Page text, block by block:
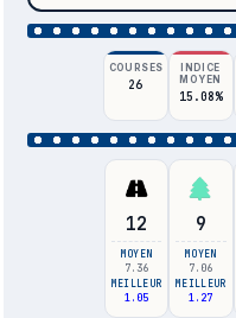
COURSES
26
INDICE
MOYEN
15.08%
12
MOYEN
7.36
MEILLEUR
1.05
9
MOYEN
7.06
MEILLEUR
1.27